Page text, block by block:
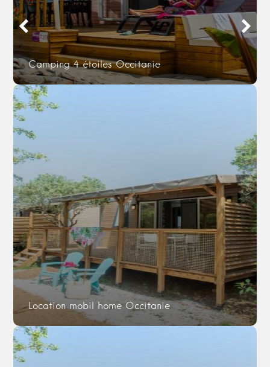
Camping 4 étoiles Occitanie
Location mobil home Occitanie